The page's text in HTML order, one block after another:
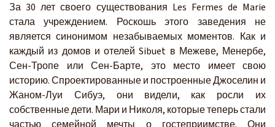
За 30 лет своего существования Les Fermes de Marie
стала учреждением. Роскошь этого заведения не
является синонимом незабываемых моментов. Как и
каждый из домов и отелей Sibuet в Межеве, Менербе,
Сен-Тропе или Сен-Барте, это место имеет свою
историю. Спроектированные и построенные Джоселин и
Жаном-Луи Сибуэ, они видели, как росли их
собственные дети. Мари и Николя, которые теперь стали